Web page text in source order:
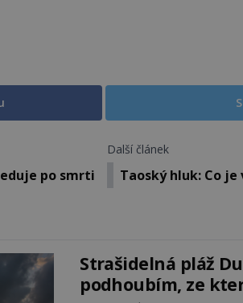
po smrti
Další článek
Taoský hluk: Co
Strašidelná pláž
podhoubím, ze